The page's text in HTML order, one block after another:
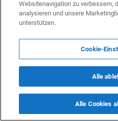
Neben der Stärkung der
weiteres tragfähiges Tor nach
zudem im Einklang mit den
und der Region, die Lieferketten
Eurasien zu diversifizieren.
Websitenavigation zu verbessern,
analysieren und unsere
unterstützen.
Cookie-
Alle
Alle Cookies